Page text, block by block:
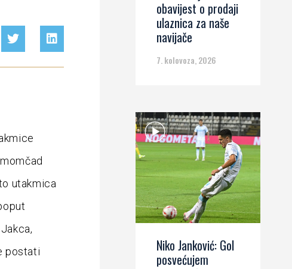
utakmica
postati
obavijest o prodaji
ulaznica za naše
navijače
7. kolovoza, 2026
Niko Janković: Gol
posvećujem